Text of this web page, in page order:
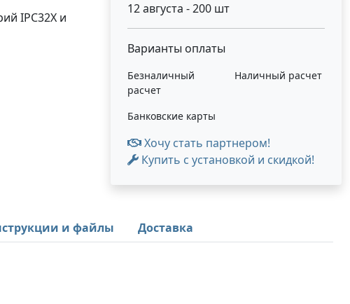
IPC32X и
12 августа - 200 шт
Варианты оплаты
Безналичный
расчет
Наличный расчет
Банковские карты
Хочу стать партнером!
Купить с установкой и скидкой!
и файлы Доставка